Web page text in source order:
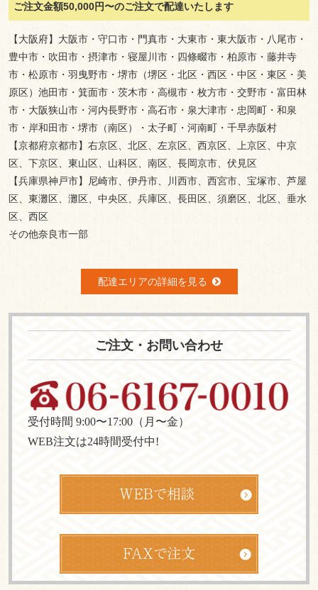
ご注文金額50,000円〜のご注文で配達いたします
【大阪府】大阪市・守口市・門真市・大東市・東大阪市・八尾市・
豊中市・吹田市・摂津市・寝屋川市・四條畷市・柏原市・藤井寺
市・松原市・羽曳野市・堺市（堺区・北区・西区・中区・東区・美
原区）池田市・箕面市・茨木市・高槻市・枚方市・交野市・富田林
市・大阪狭山市・河内長野市・高石市・泉大津市・忠岡町・和泉
市・岸和田市・堺市（南区）・太子町・河南町・千早赤阪村
【京都府京都市】右京区、北区、左京区、西京区、上京区、中京
区、下京区、東山区、山科区、南区、長岡京市、伏見区
【兵庫県神戸市】尼崎市、伊丹市、川西市、西宮市、宝塚市、芦屋
区、東灘区、灘区、中央区、兵庫区、長田区、須磨区、北区、垂水
区、西区
その他奈良市一部
配達エリアの詳細を見る
ご注文・お問い合わせ
受付時間 9:00〜17:00（月〜金）
WEB注文は24時間受付中!